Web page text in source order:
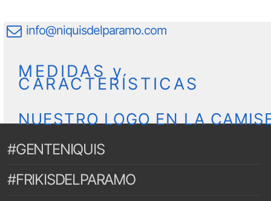
info@niquisdelparamo.com
MEDIDAS y
CARACTERÍSTICAS
NUESTRO LOGO EN LA
#GENTENIQUIS
#FRIKISDELPARAMO